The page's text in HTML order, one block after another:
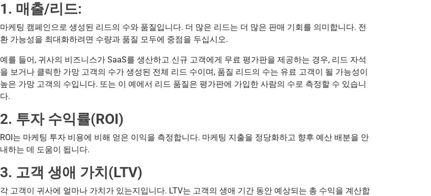
1. 매출/리드:
마케팅 캠페인으로 생성된 리드의 수와 품질입니다. 더 많은 리드는 더 많은 판매 기회를 의미합니다. 전
환 가능성을 최대화하려면 수량과 품질 모두에 중점을 두십시오.
예를 들어, 귀사의 비즈니스가 SaaS를 생산하고 신규 고객에게 무료 평가판을 제공하는 경우, 리드 자석
을 보거나 클릭한 가망 고객의 수가 생성된 전체 리드 수이며, 품질 리드의 수는 유료 고객이 될 가능성이
높은 가망 고객의 수입니다. 또는 이 예에서 리드 품질은 평가판에 가입한 사람의 수로 측정할 수 있습니
다.
2. 투자 수익률(ROI)
ROI는 마케팅 투자 비용에 비해 얻은 이익을 측정합니다. 마케팅 지출을 정당화하고 향후 예산 배분을 안
내하는 데 도움이 됩니다.
3. 고객 생애 가치(LTV)
각 고객이 귀사에 얼마나 가치가 있는지입니다. LTV는 고객의 생애 기간 동안 예상되는 총 수익을 계산합